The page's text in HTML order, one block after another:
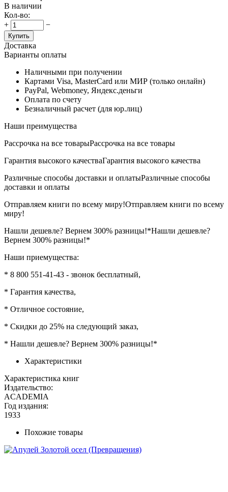
В наличии
Кол-во:
+
−
Купить
Доставка
Варианты оплаты
Наличными при получении
Картами Visa, MasterCard или МИР (только онлайн)
PayPal, Webmoney, Яндекс.деньги
Оплата по счету
Безналичный расчет (для юр.лиц)
Наши преимущества
Рассрочка на все товарыРассрочка на все товары
Гарантия высокого качестваГарантия высокого качества
Различные способы доставки и оплатыРазличные способы
доставки и оплаты
Отправляем книги по всему миру!Отправляем книги по всему
миру!
Нашли дешевле? Вернем 300% разницы!*Нашли дешевле?
Вернем 300% разницы!*
Наши приемущества:
* 8 800 551-41-43 - звонок бесплатный,
* Гарантия качества,
* Отличное состояние,
* Скидки до 25% на следующий заказ,
* Нашли дешевле? Вернем 300% разницы!*
Характеристики
Характеристика книг
Издательство:
ACADEMIA
Год издания:
1933
Похожие товары